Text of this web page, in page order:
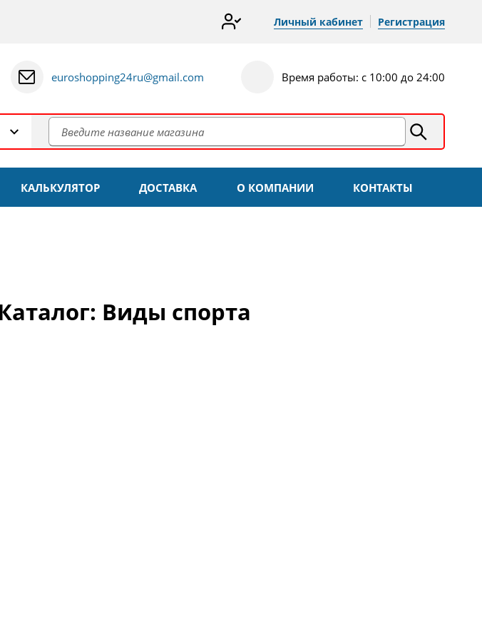
Личный кабинет Регистрация
euroshopping24ru@gmail.com Время работы: с 10:00 до 24:00
КАЛЬКУЛЯТОР ДОСТАВКА О КОМПАНИИ КОНТАКТЫ
Виды спорта